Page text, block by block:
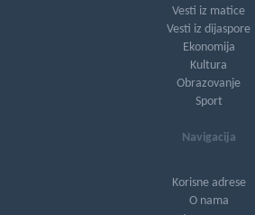
Vesti iz matice
Vesti iz dijaspore
Ekonomija
Kultura
Obrazovanje
Sport
Navigacija
Korisne adrese
O nama